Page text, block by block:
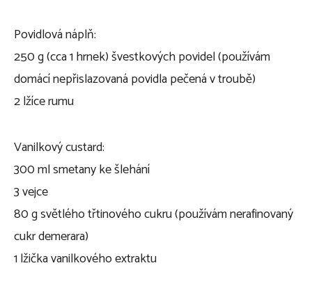
Povidlová náplň:
250 g (cca 1 hrnek) švestkových povidel (používám
domácí nepřislazovaná povidla pečená v troubě)
2 lžíce rumu
Vanilkový custard:
300 ml smetany ke šlehání
3 vejce
80 g světlého třtinového cukru (používám nerafinovaný
cukr demerara)
1 lžička vanilkového extraktu